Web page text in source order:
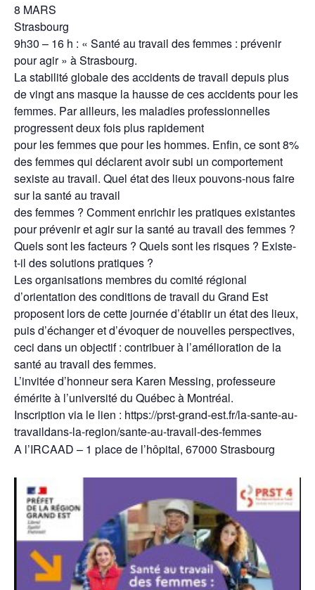
8 MARS
Strasbourg
9h30 – 16 h : « Santé au travail des femmes : prévenir
pour agir » à Strasbourg.
La stabilité globale des accidents de travail depuis plus
de vingt ans masque la hausse de ces accidents pour les
femmes. Par ailleurs, les maladies professionnelles
progressent deux fois plus rapidement
pour les femmes que pour les hommes. Enfin, ce sont 8%
des femmes qui déclarent avoir subi un comportement
sexiste au travail. Quel état des lieux pouvons-nous faire
sur la santé au travail
des femmes ? Comment enrichir les pratiques existantes
pour prévenir et agir sur la santé au travail des femmes ?
Quels sont les facteurs ? Quels sont les risques ? Existe-
t-il des solutions pratiques ?
Les organisations membres du comité régional
d’orientation des conditions de travail du Grand Est
proposent lors de cette journée d’établir un état des lieux,
puis d’échanger et d’évoquer de nouvelles perspectives,
ceci dans un objectif : contribuer à l’amélioration de la
santé au travail des femmes.
L’invitée d’honneur sera Karen Messing, professeure
émérite à l’université du Québec à Montréal.
Inscription via le lien : https://prst-grand-est.fr/la-sante-au-
travaildans-la-region/sante-au-travail-des-femmes
A l’IRCAAD – 1 place de l’hôpital, 67000 Strasbourg